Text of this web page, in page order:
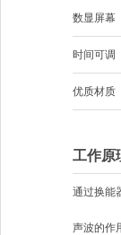
数显屏幕
时间可调
优质材质
工作原
通过换能
声波的作